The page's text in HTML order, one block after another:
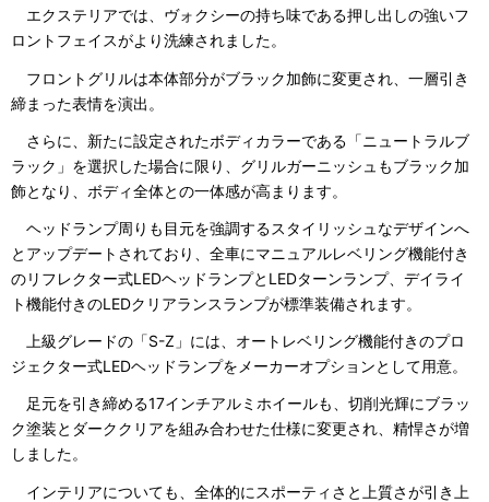
エクステリアでは、ヴォクシーの持ち味である押し出しの強いフ
ロントフェイスがより洗練されました。
フロントグリルは本体部分がブラック加飾に変更され、一層引き
締まった表情を演出。
さらに、新たに設定されたボディカラーである「ニュートラルブ
ラック」を選択した場合に限り、グリルガーニッシュもブラック加
飾となり、ボディ全体との一体感が高まります。
ヘッドランプ周りも目元を強調するスタイリッシュなデザインへ
とアップデートされており、全車にマニュアルレベリング機能付き
のリフレクター式LEDヘッドランプとLEDターンランプ、デイライ
ト機能付きのLEDクリアランスランプが標準装備されます。
上級グレードの「S-Z」には、オートレベリング機能付きのプロ
ジェクター式LEDヘッドランプをメーカーオプションとして用意。
足元を引き締める17インチアルミホイールも、切削光輝にブラッ
ク塗装とダーククリアを組み合わせた仕様に変更され、精悍さが増
しました。
インテリアについても、全体的にスポーティさと上質さが引き上